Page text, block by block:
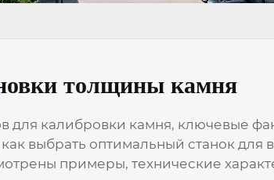
толщины камня
для калибровки камня, ключевые
выбрать оптимальный станок
примеры, технические